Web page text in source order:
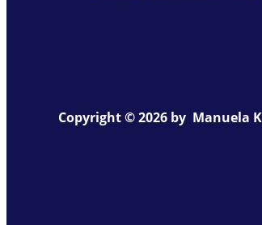
Copyright © 2026 by Manuela